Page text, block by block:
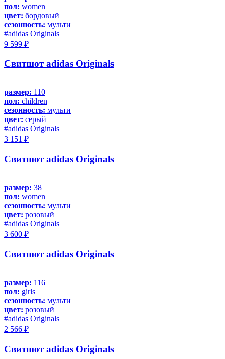
пол: women
цвет: бордовый
сезонность: мульти
#adidas Originals
9 599 ₽
Свитшот adidas Originals
размер: 110
пол: children
сезонность: мульти
цвет: серый
#adidas Originals
3 151 ₽
Свитшот adidas Originals
размер: 38
пол: women
сезонность: мульти
цвет: розовый
#adidas Originals
3 600 ₽
Свитшот adidas Originals
размер: 116
пол: girls
сезонность: мульти
цвет: розовый
#adidas Originals
2 566 ₽
Свитшот adidas Originals